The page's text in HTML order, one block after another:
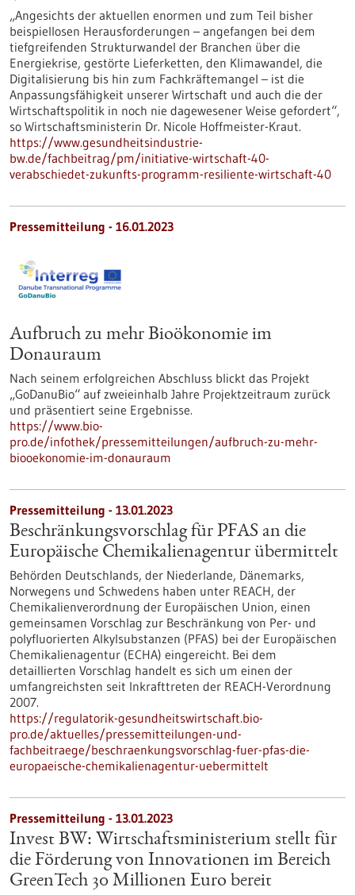
„Angesichts der aktuellen enormen und zum Teil bisher
beispiellosen Herausforderungen – angefangen bei dem
tiefgreifenden Strukturwandel der Branchen über die
Energiekrise, gestörte Lieferketten, den Klimawandel, die
Digitalisierung bis hin zum Fachkräftemangel – ist die
Anpassungsfähigkeit unserer Wirtschaft und auch die der
Wirtschaftspolitik in noch nie dagewesener Weise gefordert“,
so Wirtschaftsministerin Dr. Nicole Hoffmeister-Kraut.
https://www.gesundheitsindustrie-
bw.de/fachbeitrag/pm/initiative-wirtschaft-40-
verabschiedet-zukunfts-programm-resiliente-wirtschaft-40
Pressemitteilung - 16.01.2023
Aufbruch zu mehr Bioökonomie im
Donauraum
Nach seinem erfolgreichen Abschluss blickt das Projekt
„GoDanuBio“ auf zweieinhalb Jahre Projektzeitraum zurück
und präsentiert seine Ergebnisse.
https://www.bio-
pro.de/infothek/pressemitteilungen/aufbruch-zu-mehr-
biooekonomie-im-donauraum
Pressemitteilung - 13.01.2023
Beschränkungsvorschlag für PFAS an die
Europäische Chemikalienagentur übermittelt
Behörden Deutschlands, der Niederlande, Dänemarks,
Norwegens und Schwedens haben unter REACH, der
Chemikalienverordnung der Europäischen Union, einen
gemeinsamen Vorschlag zur Beschränkung von Per- und
polyfluorierten Alkylsubstanzen (PFAS) bei der Europäischen
Chemikalienagentur (ECHA) eingereicht. Bei dem
detaillierten Vorschlag handelt es sich um einen der
umfangreichsten seit Inkrafttreten der REACH-Verordnung
2007.
https://regulatorik-gesundheitswirtschaft.bio-
pro.de/aktuelles/pressemitteilungen-und-
fachbeitraege/beschraenkungsvorschlag-fuer-pfas-die-
europaeische-chemikalienagentur-uebermittelt
Pressemitteilung - 13.01.2023
Invest BW: Wirtschaftsministerium stellt für
die Förderung von Innovationen im Bereich
GreenTech 30 Millionen Euro bereit